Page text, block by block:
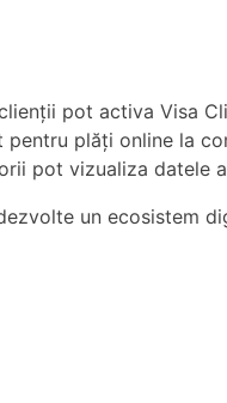
pot activa Visa
plăți online la
pot vizualiza datele
un ecosistem